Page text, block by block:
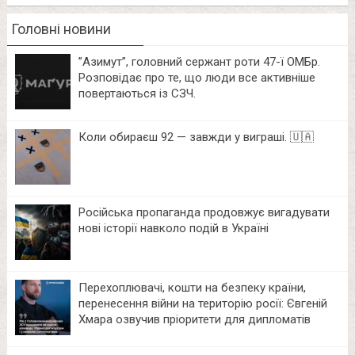
Головні новини
⁨”Азимут”, головний сержант роти 47-ї ОМБр.
Розповідає про те, що люди все активніше
повертаються із СЗЧ.
Коли обираєш 92 — завжди у виграші. 🇺🇦
Російська пропаганда продовжує вигадувати
нові історії навколо подій в Україні
Перехоплювачі, кошти на безпеку країни,
перенесення війни на територію росії: Євгеній
Хмара озвучив пріоритети для дипломатів